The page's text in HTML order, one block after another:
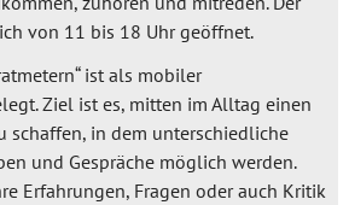
von 11 bis 18 Uhr geöffnet.
ist als mobiler
Ziel ist es, mitten im Alltag einen
schaffen, in dem unterschiedliche
und Gespräche möglich werden.
Erfahrungen, Fragen oder auch Kritik